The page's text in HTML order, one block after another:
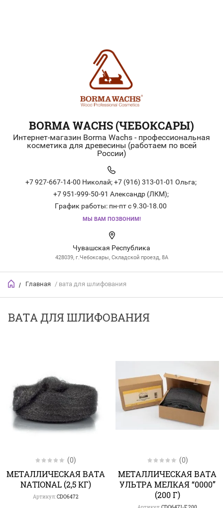
BORMA WACHS (ЧЕБОКСАРЫ)
Интернет-магазин Borma Wachs - профессиональная
косметика для древесины (работаем по всей
России)
+7 927-667-14-00 Николай; +7 (916) 313-01-01 Ольга;
+7 951-999-50-91 Александр (ЛКМ);
График работы: пн-пт с 9.30-18.00
МЫ ВАМ ПОЗВОНИМ!
Чувашская Республика
428039, г.Чебоксары, Складской проезд, 8А
/ Главная / вата для шлифования
ВАТА ДЛЯ ШЛИФОВАНИЯ
(0)
МЕТАЛЛИЧЕСКАЯ ВАТА
NATIONAL (2,5 КГ)
Артикул:CDO6472
(0)
МЕТАЛЛИЧЕСКАЯ ВАТА
УЛЬТРА МЕЛКАЯ “0000”
(200 Г)